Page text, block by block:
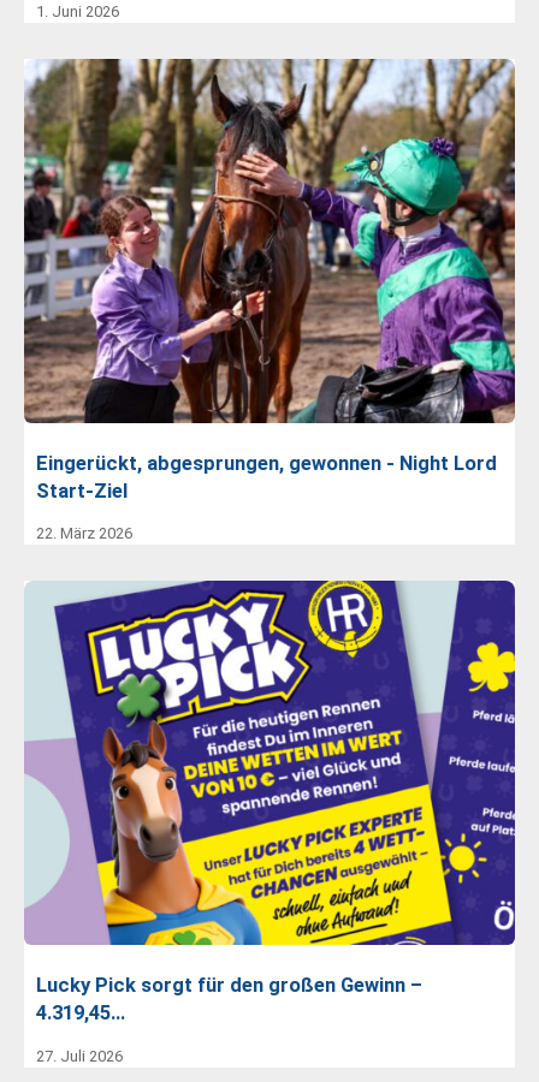
1. Juni 2026
Eingerückt, abgesprungen, gewonnen - Night Lord
Start-Ziel
22. März 2026
Lucky Pick sorgt für den großen Gewinn –
4.319,45…
27. Juli 2026